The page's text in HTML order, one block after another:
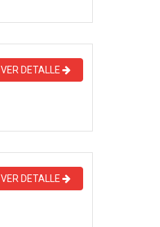
VER DETALLE
VER DETALLE